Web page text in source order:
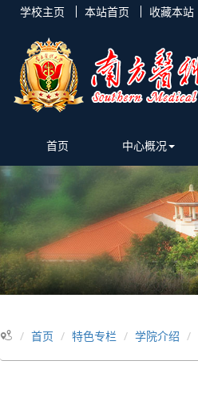
学校主页 本站首页 收藏本站
首页 中心概况
首页 特色专栏 学院介绍